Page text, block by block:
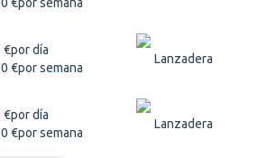
€por día
€por semana
Lanzadera
€por día
€por semana
Lanzadera